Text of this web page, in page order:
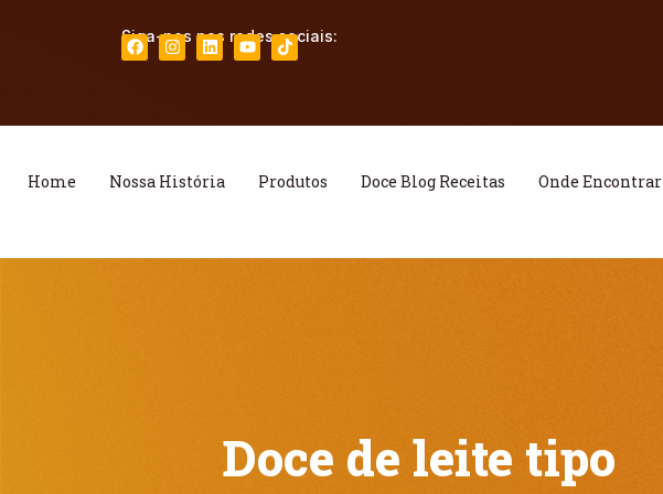
Siga-nos nas redes sociais:
Home Nossa História Produtos Doce Blog Receitas Onde Encontrar
Doce de leite tipo